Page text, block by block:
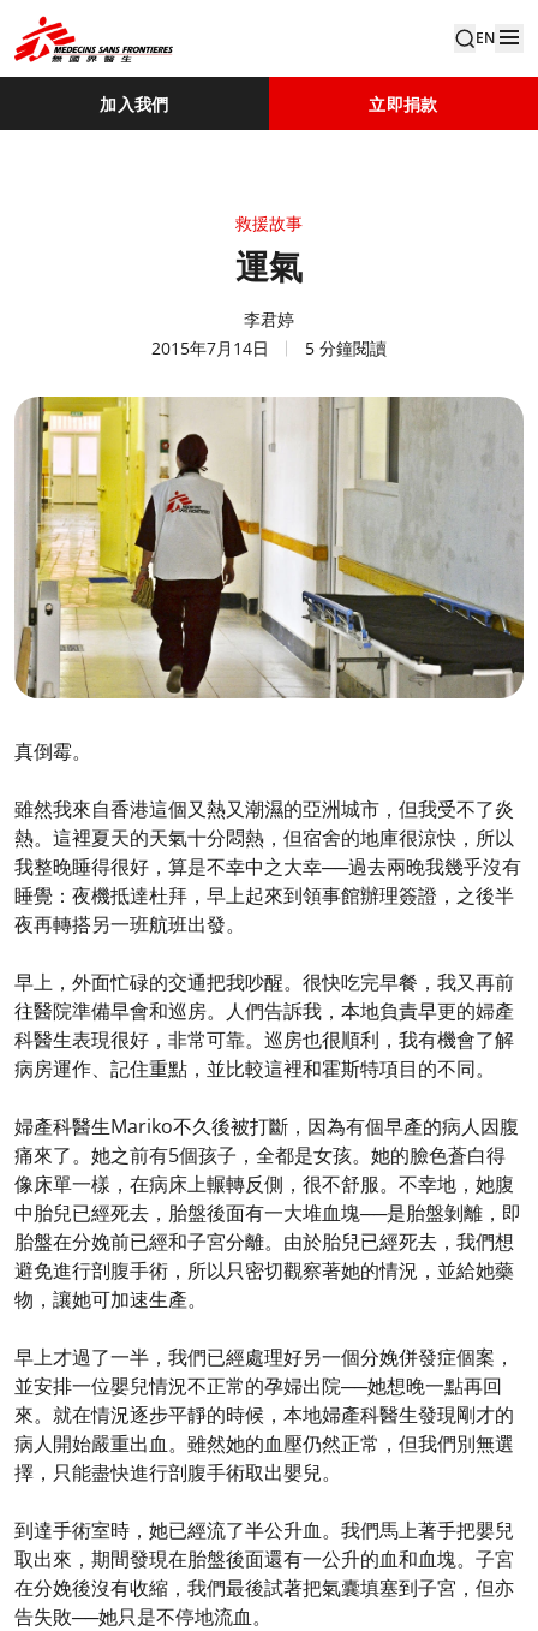
EN
加入我們 立即捐款
救援故事
運氣
李君婷
2015年7月14日
5 分鐘閱讀
真倒霉。
雖然我來自香港這個又熱又潮濕的亞洲城市，但我受不了炎
熱。這裡夏天的天氣十分悶熱，但宿舍的地庫很涼快，所以
我整晚睡得很好，算是不幸中之大幸──過去兩晚我幾乎沒有
睡覺：夜機抵達杜拜，早上起來到領事館辦理簽證，之後半
夜再轉搭另一班航班出發。
早上，外面忙碌的交通把我吵醒。很快吃完早餐，我又再前
往醫院準備早會和巡房。人們告訴我，本地負責早更的婦產
科醫生表現很好，非常可靠。巡房也很順利，我有機會了解
病房運作、記住重點，並比較這裡和霍斯特項目的不同。
婦產科醫生Mariko不久後被打斷，因為有個早產的病人因腹
痛來了。她之前有5個孩子，全都是女孩。她的臉色蒼白得
像床單一樣，在病床上輾轉反側，很不舒服。不幸地，她腹
中胎兒已經死去，胎盤後面有一大堆血塊──是胎盤剝離，即
胎盤在分娩前已經和子宮分離。由於胎兒已經死去，我們想
避免進行剖腹手術，所以只密切觀察著她的情況，並給她藥
物，讓她可加速生產。
早上才過了一半，我們已經處理好另一個分娩併發症個案，
並安排一位嬰兒情況不正常的孕婦出院──她想晚一點再回
來。就在情況逐步平靜的時候，本地婦產科醫生發現剛才的
病人開始嚴重出血。雖然她的血壓仍然正常，但我們別無選
擇，只能盡快進行剖腹手術取出嬰兒。
到達手術室時，她已經流了半公升血。我們馬上著手把嬰兒
取出來，期間發現在胎盤後面還有一公升的血和血塊。子宮
在分娩後沒有收縮，我們最後試著把氣囊填塞到子宮，但亦
告失敗──她只是不停地流血。